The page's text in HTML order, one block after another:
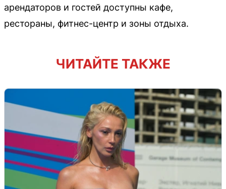
арендаторов и гостей доступны кафе,
рестораны, фитнес-центр и зоны отдыха.
ЧИТАЙТЕ ТАКЖЕ